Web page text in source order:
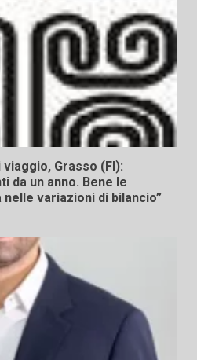
Grasso (FI):
da un anno. Bene le
variazioni di bilancio”